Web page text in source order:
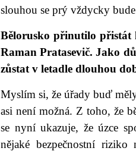
slouhou se prý vždycky
Bělorusko přinutilo přistát
Raman Pratasevič. Jako
zůstat v letadle dlouhou
Myslím si, že úřady buď
asi není možná. Z toho, že
se nyní ukazuje, že úzce
nějaké bezpečnostní